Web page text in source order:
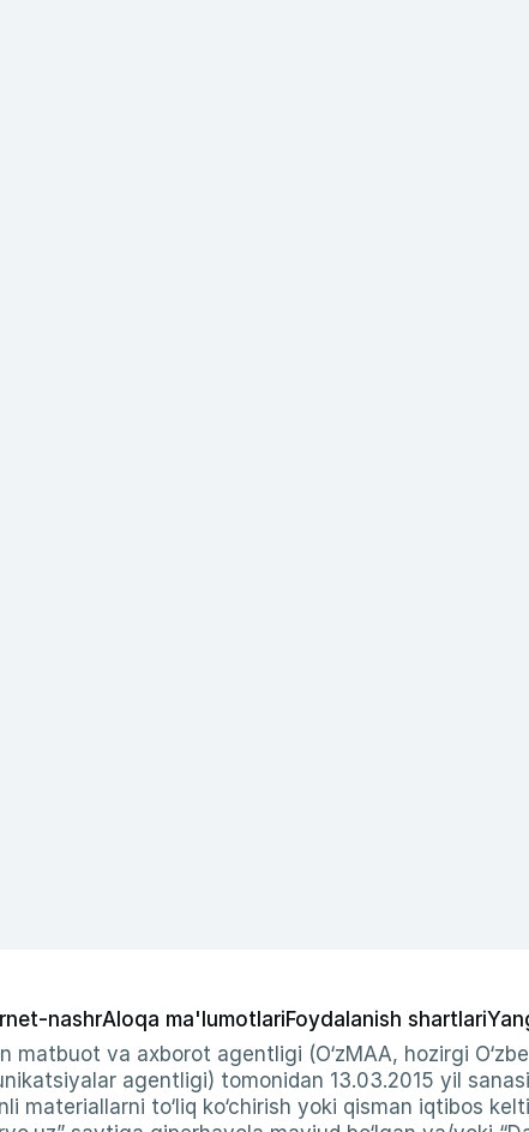
nashrAloqa ma'lumotlariFoydalanish shartlari
matbuot va axborot agentligi (O‘zMAA, hozirgi
agentligi) tomonidan 13.03.2015 yil
materiallarni to‘liq ko‘chirish yoki qisman iqtibos